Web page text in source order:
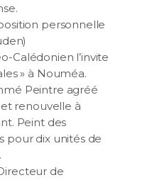
personnelle
Calédonien l’invite
» à Nouméa.
Peintre agréé
renouvelle à
Peint des
pour dix unités de
de